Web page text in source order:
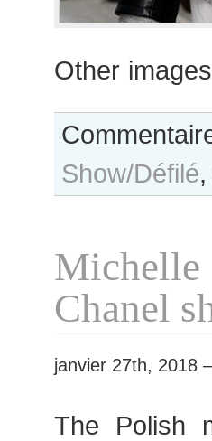
Other
Show/Défilé,
Chanel
janvier 27th, 2018
The Polish